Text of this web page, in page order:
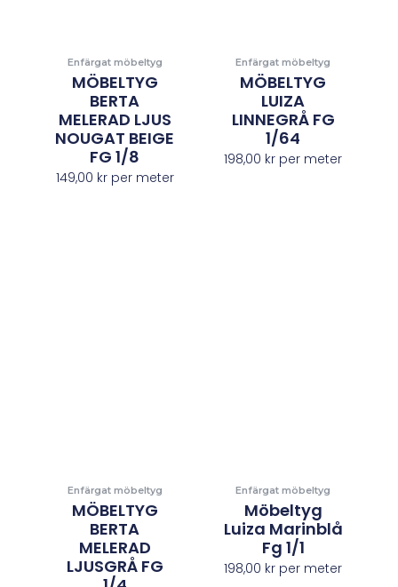
Enfärgat möbeltyg
MÖBELTYG
BERTA
MELERAD LJUS
NOUGAT BEIGE
FG 1/8
149,00 krper meter
Enfärgat möbeltyg
MÖBELTYG
LUIZA
LINNEGRÅ FG
1/64
198,00 kr per meter
Enfärgat möbeltyg
MÖBELTYG
BERTA
MELERAD
LJUSGRÅ FG
Enfärgat möbeltyg
Möbeltyg
Luiza Marinblå
Fg 1/1
198,00 kr per meter